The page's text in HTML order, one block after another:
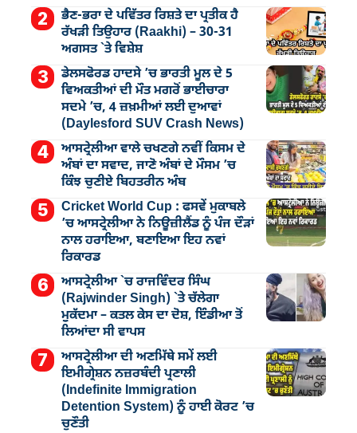
ਭੈਣ-ਭਰਾ ਦੇ ਪਵਿੱਤਰ ਰਿਸ਼ਤੇ ਦਾ ਪ੍ਰਤੀਕ ਹੈ
ਰੱਖੜੀ ਤਿਉਹਾਰ (Raakhi) – 30-31
ਅਗਸਤ `ਤੇ ਵਿਸ਼ੇਸ਼
ਡੇਲਸਫੋਰਡ ਹਾਦਸੇ ’ਚ ਭਾਰਤੀ ਮੂਲ ਦੇ 5
ਵਿਅਕਤੀਆਂ ਦੀ ਮੌਤ ਮਗਰੋਂ ਭਾਈਚਾਰਾ
ਸਦਮੇ ’ਚ, 4 ਜ਼ਖ਼ਮੀਆਂ ਲਈ ਦੁਆਵਾਂ
(Daylesford SUV Crash News)
ਆਸਟ੍ਰੇਲੀਆ ਵਾਲੇ ਚਖਣਗੇ ਨਵੀਂ ਕਿਸਮ ਦੇ
ਅੰਬਾਂ ਦਾ ਸਵਾਦ, ਜਾਣੋ ਅੰਬਾਂ ਦੇ ਮੌਸਮ ’ਚ
ਕਿੰਝ ਚੁਣੀਏ ਬਿਹਤਰੀਨ ਅੰਬ
Cricket World Cup : ਫਸਵੇਂ ਮੁਕਾਬਲੇ
’ਚ ਆਸਟ੍ਰੇਲੀਆ ਨੇ ਨਿਊਜ਼ੀਲੈਂਡ ਨੂੰ ਪੰਜ ਦੌੜਾਂ
ਨਾਲ ਹਰਾਇਆ, ਬਣਾਇਆ ਇਹ ਨਵਾਂ
ਰਿਕਾਰਡ
ਆਸਟ੍ਰੇਲੀਆ `ਚ ਰਾਜਵਿੰਦਰ ਸਿੰਘ
(Rajwinder Singh) `ਤੇ ਚੱਲੇਗਾ
ਮੁੁਕੱਦਮਾ – ਕਤਲ ਕੇਸ ਦਾ ਦੋਸ਼, ਇੰਡੀਆ ਤੋਂ
ਲਿਆਂਦਾ ਸੀ ਵਾਪਸ
ਆਸਟ੍ਰੇਲੀਆ ਦੀ ਅਣਮਿੱਥੇ ਸਮੇਂ ਲਈ
ਇਮੀਗ੍ਰੇਸ਼ਨ ਨਜ਼ਰਬੰਦੀ ਪ੍ਰਣਾਲੀ
(Indefinite Immigration
Detention System) ਨੂੰ ਹਾਈ ਕੋਰਟ ’ਚ
ਚੁਣੌਤੀ